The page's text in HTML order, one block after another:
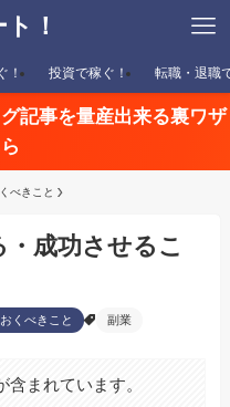
！
！ 投資で稼ぐ！ 転職・退職
記事を量産出来る裏ワザ
べきこと
成功させるこ
くべきこと 副業
まれています。